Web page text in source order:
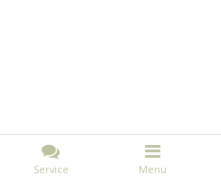
Service Menu